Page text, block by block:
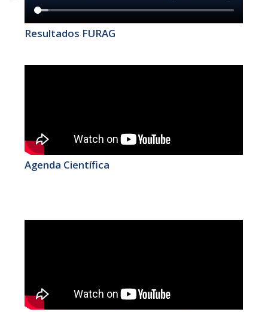
Resultados FURAG
Agenda Científica